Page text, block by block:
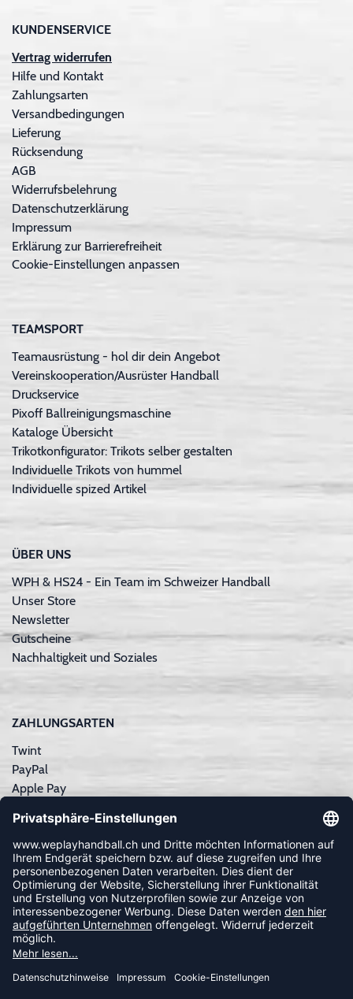
KUNDENSERVICE
Vertrag widerrufen
Hilfe und Kontakt
Zahlungsarten
Versandbedingungen
Lieferung
Rücksendung
AGB
Widerrufsbelehrung
Datenschutzerklärung
Impressum
Erklärung zur Barrierefreiheit
Cookie-Einstellungen anpassen
TEAMSPORT
Teamausrüstung - hol dir dein Angebot
Vereinskooperation/Ausrüster Handball
Druckservice
Pixoff Ballreinigungsmaschine
Kataloge Übersicht
Trikotkonfigurator: Trikots selber gestalten
Individuelle Trikots von hummel
Individuelle spized Artikel
ÜBER UNS
WPH & HS24 - Ein Team im Schweizer Handball
Unser Store
Newsletter
Gutscheine
Nachhaltigkeit und Soziales
ZAHLUNGSARTEN
Twint
PayPal
Apple Pay
Kreditkarte
Rechnungskauf
NEWSLETTER
FOLLOW US